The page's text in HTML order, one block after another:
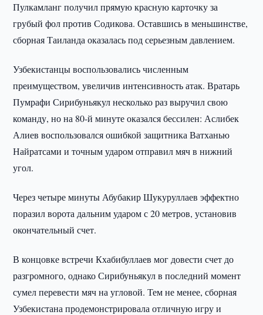
Пулкамланг получил прямую красную карточку за
грубый фол против Содикова. Оставшись в меньшинстве,
сборная Таиланда оказалась под серьезным давлением.
Узбекистанцы воспользовались численным
преимуществом, увеличив интенсивность атак. Вратарь
Пумрафи Сирибуньякул несколько раз выручил свою
команду, но на 80-й минуте оказался бессилен: Аслибек
Алиев воспользовался ошибкой защитника Ватханью
Найратсами и точным ударом отправил мяч в нижний
угол.
Через четыре минуты Абубакир Шукуруллаев эффектно
поразил ворота дальним ударом с 20 метров, установив
окончательный счет.
В концовке встречи Кхабибуллаев мог довести счет до
разгромного, однако Сирибуньякул в последний момент
сумел перевести мяч на угловой. Тем не менее, сборная
Узбекистана продемонстрировала отличную игру и